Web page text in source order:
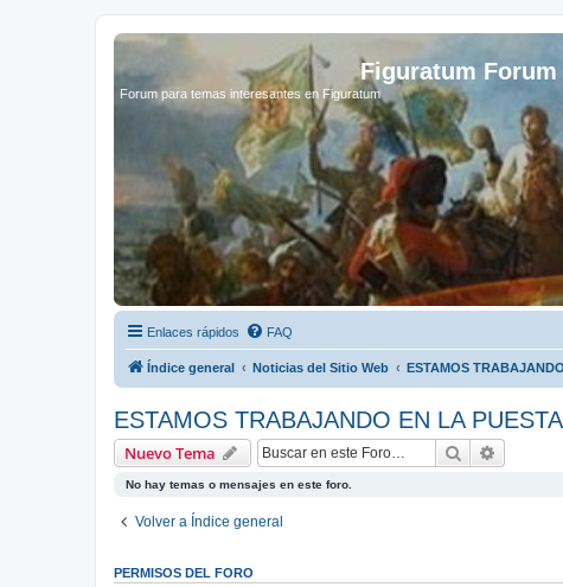
Figuratum
Forum para temas interesantes en Figuratum
Enlaces rápidos FAQ
Índice general Noticias del Sitio Web ESTAMOS
ESTAMOS TRABAJANDO EN LA
Nuevo Tema Buscar
No hay temas o mensajes en este foro.
Volver a Índice general
PERMISOS DEL FORO